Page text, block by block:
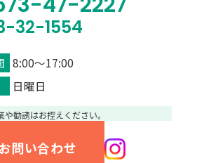
32-1554
8:00～17:00
日曜日
お問い合わせ